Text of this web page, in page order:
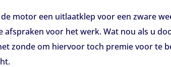
motor een uitlaatklep voor een zware
voor het werk. Wat nou als u
zonde om hiervoor toch premie voor te